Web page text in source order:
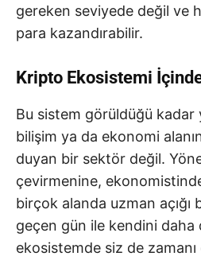
gereken seviyede değil ve
para kazandırabilir.
Kripto Ekosistemi
Bu sistem görüldüğü kadar
bilişim ya da ekonomi
duyan bir sektör değil.
çevirmenine,
birçok alanda uzman açığı
geçen gün ile kendini
ekosistemde siz de